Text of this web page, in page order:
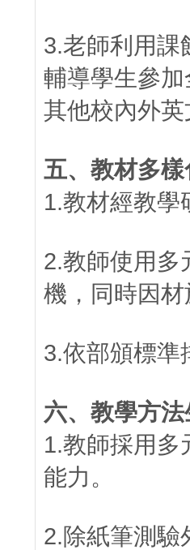
3.老師利用課
輔導學生參
其他校內外
五、 教材多
1.教材經教學
2.教師使用多
機，同時因
3.依部頒標準
六、 教學方
1.教師採用多
能力。
2.除紙筆測驗